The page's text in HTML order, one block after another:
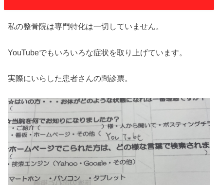
私の整骨院は専門特化は一切していません。
YouTubeでもいろいろな症状を取り上げています。
実際にいらした患者さんの問診票。